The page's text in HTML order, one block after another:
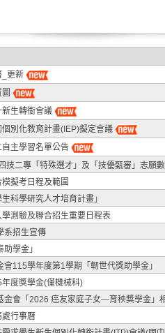
_更新
新生轉銜會議
別化教育計畫(IEP)擬定會議
自主學習名單公告
技二專「特殊選才」及「技優甄審」志願
擬考日程及範圍
科學研究人才培育計畫」
測驗及聯合招生重要日程表
系招生宣傳
學金」
115學年度第1學期「韌世代獎助學金」
度獎學金(僅機械科)
金會「2026 癌友家庭子女—育秧獎學金」
處行事曆